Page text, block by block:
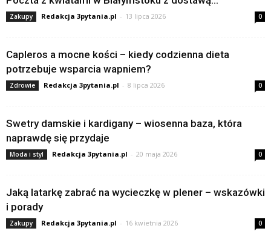
Zakupy Redakcja 3pytania.pl - 13 lipca 2026 0
Capleros a mocne kości – kiedy codzienna dieta
potrzebuje wsparcia wapniem?
Zdrowie Redakcja 3pytania.pl - 8 lipca 2026 0
Swetry damskie i kardigany – wiosenna baza, która
naprawdę się przydaje
Moda i styl Redakcja 3pytania.pl - 20 maja 2026 0
Jaką latarkę zabrać na wycieczkę w plener – wskazówki
i porady
Zakupy Redakcja 3pytania.pl - 16 kwietnia 2026 0